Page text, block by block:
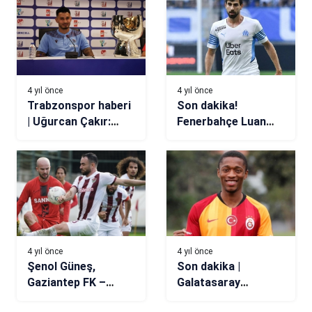
4 yıl önce
Trabzonspor haberi
| Uğurcan Çakır:
kazanmak istiyoruz
4 yıl önce
Son dakika!
Fenerbahçe Luan
bildirdi
4 yıl önce
Şenol Güneş,
Gaziantep FK –
4 yıl önce
Son dakika |
Galatasaray